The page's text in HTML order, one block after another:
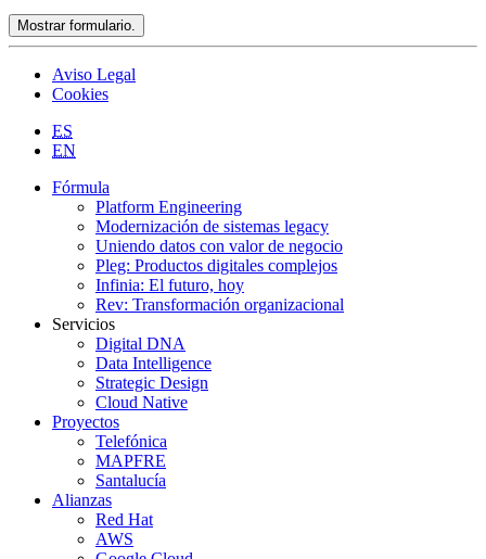
Mostrar formulario.
Aviso Legal
Cookies
ES
EN
Fórmula
Platform Engineering
Modernización de sistemas legacy
Uniendo datos con valor de negocio
Pleg: Productos digitales complejos
Infinia: El futuro, hoy
Rev: Transformación organizacional
Servicios
Digital DNA
Data Intelligence
Strategic Design
Cloud Native
Proyectos
Telefónica
MAPFRE
Santalucía
Alianzas
Red Hat
AWS